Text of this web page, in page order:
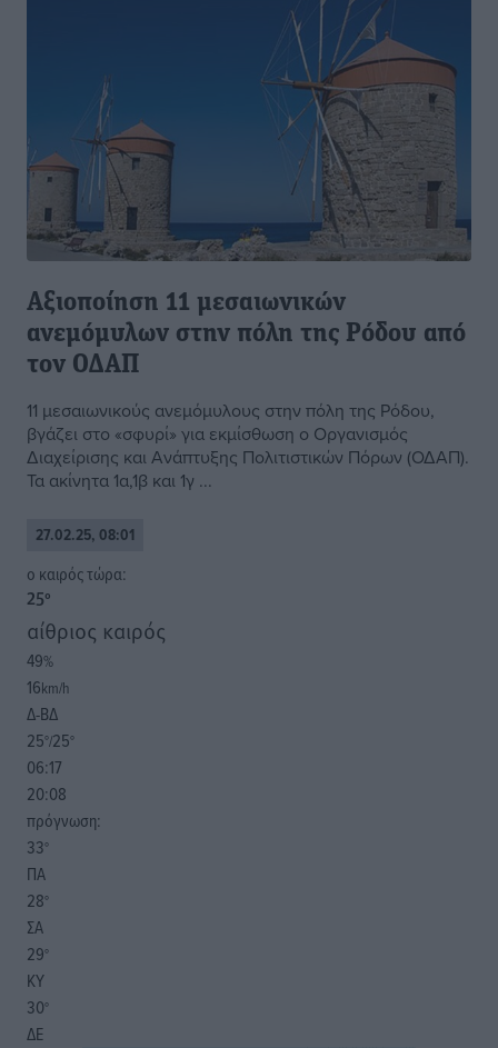
Αξιοποίηση 11 μεσαιωνικών
ανεμόμυλων στην πόλη της Ρόδου από
τον ΟΔΑΠ
11 μεσαιωνικούς ανεμόμυλους στην πόλη της Ρόδου,
βγάζει στο «σφυρί» για εκμίσθωση ο Οργανισμός
Διαχείρισης και Ανάπτυξης Πολιτιστικών Πόρων (ΟΔΑΠ).
Τα ακίνητα 1α,1β και 1γ ...
27.02.25, 08:01
o καιρός τώρα:
25°
αίθριος καιρός
49%
16km/h
Δ-ΒΔ
25°/25°
06:17
20:08
πρόγνωση:
33°
ΠΑ
28°
ΣΑ
29°
ΚΥ
30°
ΔΕ